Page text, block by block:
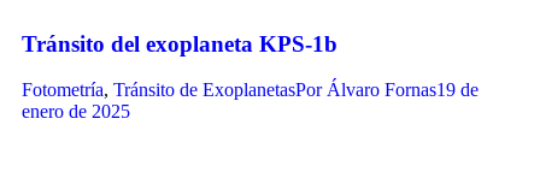
Tránsito del exoplaneta KPS-1b
Fotometría, Tránsito de ExoplanetasPor Álvaro Fornas19 de
enero de 2025